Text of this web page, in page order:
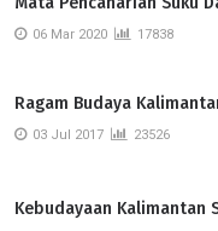
06 Mar 2020 17838
Ragam Budaya
03 Jul 2017 23526
Kebudayaan Kalimantan